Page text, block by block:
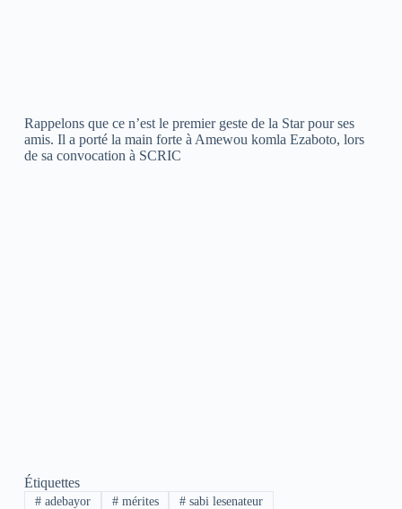
Rappelons que ce n’est le premier geste de la Star pour ses
amis. Il a porté la main forte à Amewou komla Ezaboto, lors
de sa convocation à SCRIC
Étiquettes
#adebayor #mérites # sabi lesenateur